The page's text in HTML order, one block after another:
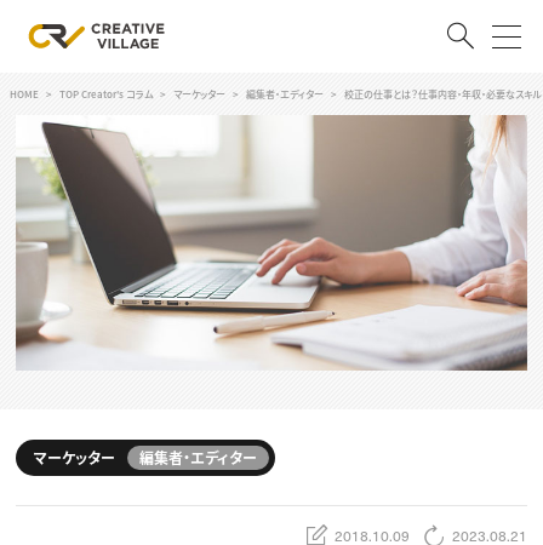
ログイン
RECRUIT
クリエイター求人を探す
CREATIVE JOB求人検索
特集求人
採用説明会
スキルアップしたい！
デザイン
TOP Creator’s コラム
HOME TOP Creator's コラム マーケッター 編集者・エディター 校正の仕事とは？仕事内容・年収・必要なスキル
マーケッター 編集者・エディター
2018.10.09 2023.08.21